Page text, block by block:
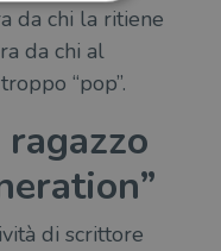
da chi la ritiene
da chi al
“pop”.
di scrittore
Performance
parti
le
come
dell'account. Il